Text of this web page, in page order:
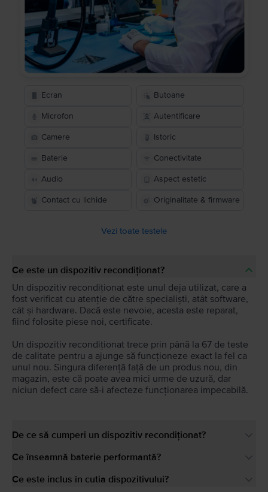
Ecran Butoane
Microfon Autentificare
Camere Istoric
Baterie Conectivitate
Audio Aspect estetic
Contact cu lichide Originalitate & firmware
Vezi toate testele
Ce este un dispozitiv recondiționat?
Un dispozitiv recondiționat este unul deja utilizat, care a
fost verificat cu atenție de către specialiști, atât software,
cât și hardware. Dacă este nevoie, acesta este reparat,
fiind folosite piese noi, certificate.
Un dispozitiv recondiționat trece prin până la 67 de teste
de calitate pentru a ajunge să funcționeze exact la fel ca
unul nou. Singura diferență față de un produs nou, din
magazin, este că poate avea mici urme de uzură, dar
niciun defect care să-i afecteze funcționarea impecabilă.
De ce să cumperi un dispozitiv recondiționat?
Ce înseamnă baterie performantă?
Ce este inclus în cutia dispozitivului?